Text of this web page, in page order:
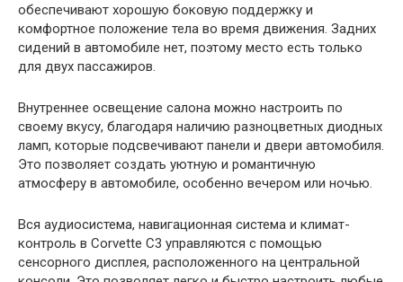
обеспечивают хорошую боковую поддержку и
комфортное положение тела во время движения. Задних
сидений в автомобиле нет, поэтому место есть только
для двух пассажиров.
Внутреннее освещение салона можно настроить по
своему вкусу, благодаря наличию разноцветных диодных
ламп, которые подсвечивают панели и двери автомобиля.
Это позволяет создать уютную и романтичную
атмосферу в автомобиле, особенно вечером или ночью.
Вся аудиосистема, навигационная система и климат-
контроль в Corvette C3 управляются с помощью
сенсорного дисплея, расположенного на центральной